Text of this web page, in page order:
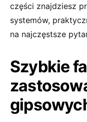
części znajdziesz
systemów,
na najczęstsze
Szybkie